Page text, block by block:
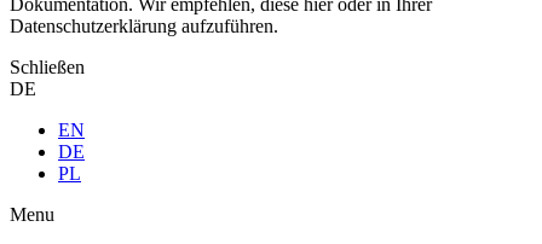
Dokumentation. Wir empfehlen, diese hier oder in Ihrer
Datenschutzerklärung aufzuführen.
Schließen
DE
EN
DE
PL
Menu